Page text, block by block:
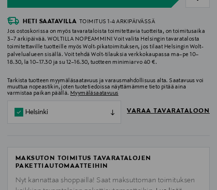
HETI SAATAVILLA
TOIMITUS 1-4 ARKIPÄIVÄSSÄ
Jos ostoskorissa on myös tavarataloista toimitettavia tuotteita, on toimitusaika
3–7 arkipäivää. WOLTILLA NOPEAMMIN! Voit valita Helsingin tavaratalosta
toimitettaville tuotteille myös Wolt-pikatoimituksen, jos tilaat Helsingin Wolt-
palvelualueen sisällä. Voit tehdä Wolt-tilauksia verkkokaupassa ma–pe 10–
18.30, la 10–17.30 ja su 12–16.30, tuotteen minimiarvo 40 €.
Tarkista tuotteen myymäläsaatavuus ja varausmahdollisuus alta. Saatavuus voi
muuttua nopeastikin, joten tuotetiedoissa näyttämämme tieto pitää aina
varmistaa paikan päällä. Myymäläsaatavuus
Helsinki VARAA TAVARATALOON
MAKSUTON TOIMITUS TAVARATALOJEN
PAKETTIAUTOMAATTEIHIN
Nyt kannattaa shoppailla! Saat maksuttoman toimituksen